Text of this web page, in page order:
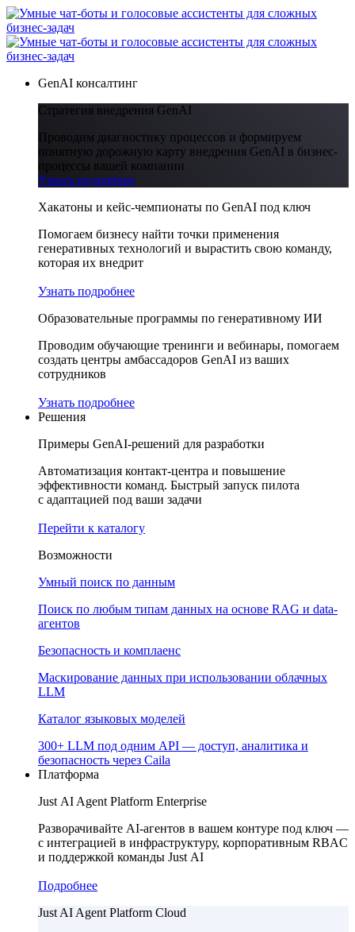
GenAI консалтинг
Стратегия внедрения GenAI
Проводим диагностику процессов и формируем
понятную дорожную карту внедрения GenAI в бизнес-
процессы вашей компании
Узнать подробнее
Хакатоны и кейс-чемпионаты по GenAI под ключ
Помогаем бизнесу найти точки применения
генеративных технологий и вырастить свою команду,
которая их внедрит
Узнать подробнее
Образовательные программы по генеративному ИИ
Проводим обучающие тренинги и вебинары, помогаем
создать центры амбассадоров GenAI из ваших
сотрудников
Узнать подробнее
Решения
Примеры GenAI-решений для разработки
Автоматизация контакт-центра и повышение
эффективности команд. Быстрый запуск пилота
с адаптацией под ваши задачи
Перейти к каталогу
Возможности
Умный поиск по данным
Поиск по любым типам данных на основе RAG и data-
агентов
Безопасность и комплаенс
Маскирование данных при использовании облачных
LLM
Каталог языковых моделей
300+ LLM под одним API — доступ, аналитика и
безопасность через Caila
Платформа
Just AI Agent Platform Enterprise
Разворачивайте AI-агентов в вашем контуре под ключ —
с интеграцией в инфраструктуру, корпоративным RBAC
и поддержкой команды Just AI
Подробнее
Just AI Agent Platform Cloud